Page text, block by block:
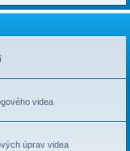
videa
úprav videa